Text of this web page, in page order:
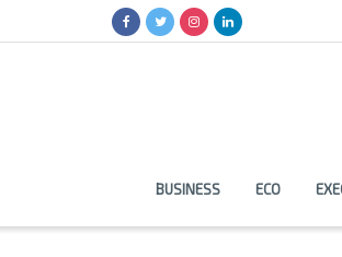
BUSINESS ECO